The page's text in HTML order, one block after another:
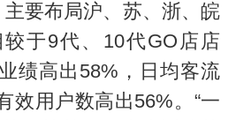
要布局沪、苏、浙、皖
于9代、10代GO店店
绩高出58%，日均客流
效用户数高出56%。“一